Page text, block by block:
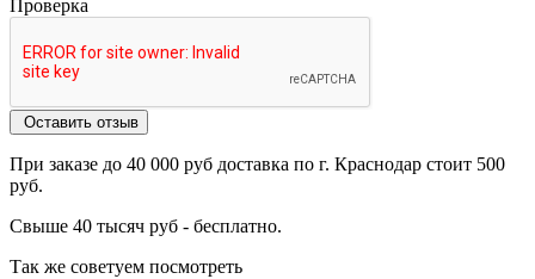
Проверка
Оставить отзыв
При заказе до 40 000 руб доставка по г. Краснодар стоит 500
руб.
Свыше 40 тысяч руб - бесплатно.
Так же советуем посмотреть